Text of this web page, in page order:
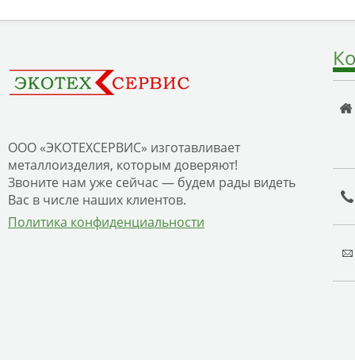
ООО «ЭКОТЕХСЕРВИС» изготавливает
металлоизделия, которым доверяют!
Звоните нам уже сейчас — будем рады видеть
Вас в числе наших клиентов.
Политика конфиденциальности